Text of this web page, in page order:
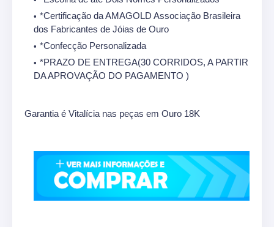
*Certificação da AMAGOLD Associação Brasileira
dos Fabricantes de Jóias de Ouro
*Confecção Personalizada
*PRAZO DE ENTREGA(30 CORRIDOS, A PARTIR
DA APROVAÇÃO DO PAGAMENTO )
Garantia é Vitalícia nas peças em Ouro 18K